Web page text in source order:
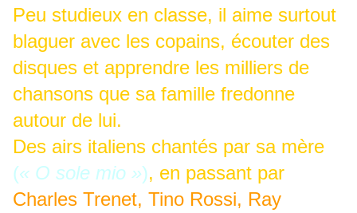
Peu studieux en classe, il aime surtout
blaguer avec les copains, écouter des
disques et apprendre les milliers de
chansons que sa famille fredonne
autour de lui.
Des airs italiens chantés par sa mère
(« O sole mio »), en passant par
Charles Trenet, Tino Rossi, Ray